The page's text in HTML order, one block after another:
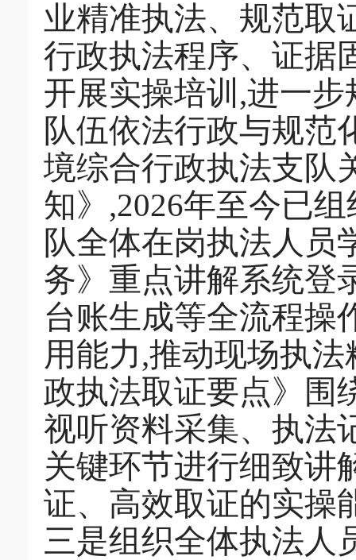
业精准执法、规范取
行政执法程序、证据
开展实操培训,进一
队伍依法行政与规范
境综合行政执法支队
知》,2026年至今已
队全体在岗执法人员
务》重点讲解系统登
台账生成等全流程操
用能力,推动现场执
政执法取证要点》围
视听资料采集、执法
关键环节进行细致讲
证、高效取证的实操
三是组织全体执法人